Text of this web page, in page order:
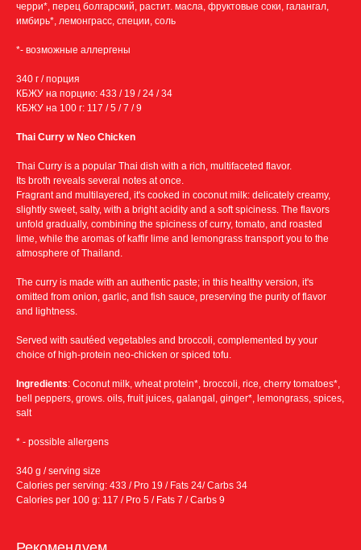
черри*, перец болгарский, растит. масла, фруктовые соки, галангал,
имбирь*, лемонграсс, специи, соль
*- возможные аллергены
340 г / порция
КБЖУ на порцию: 433 / 19 / 24 / 34
КБЖУ на 100 г: 117 / 5 / 7 / 9
Thai Curry w Neo Chicken
Thai Сurry is a popular Thai dish with a rich, multifaceted flavor.
Its broth reveals several notes at once.
Fragrant and multilayered, it's cooked in coconut milk: delicately creamy,
slightly sweet, salty, with a bright acidity and a soft spiciness. The flavors
unfold gradually, combining the spiciness of curry, tomato, and roasted
lime, while the aromas of kaffir lime and lemongrass transport you to the
atmosphere of Thailand.
The curry is made with an authentic paste; in this healthy version, it's
omitted from onion, garlic, and fish sauce, preserving the purity of flavor
and lightness.
Served with sautéed vegetables and broccoli, complemented by your
choice of high-protein neo-chicken or spiced tofu.
Ingredients: Coconut milk, wheat protein*, broccoli, rice, cherry tomatoes*,
bell peppers, grows. oils, fruit juices, galangal, ginger*, lemongrass, spices,
salt
* - possible allergens
340 g / serving size
Calories per serving: 433 / Pro 19 / Fats 24/ Carbs 34
Calories per 100 g: 117 / Pro 5 / Fats 7 / Carbs 9
Условия доставки:
Бесплатная доставка
в пределах МКАД от 8000 ₽